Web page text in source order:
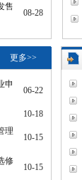
售
08-28
更多>>
申
06-22
10-18
理
10-15
修
10-15